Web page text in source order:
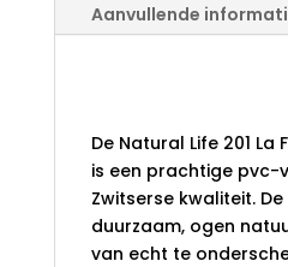
AANTAL
Aanvullende
De Natural Life 201 La
is een prachtige pvc-
Zwitserse kwaliteit.
duurzaam, ogen
van echt te